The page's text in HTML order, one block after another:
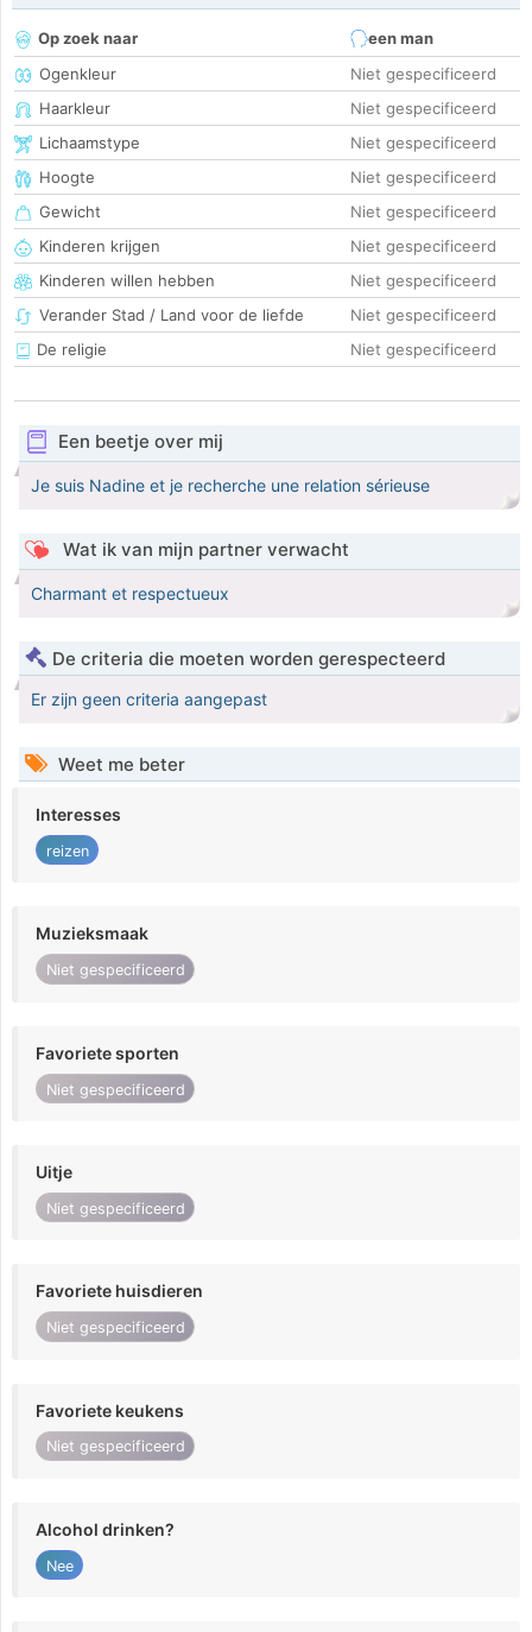
Op zoek naar
een man
Ogenkleur
Niet gespecificeerd
Haarkleur
Niet gespecificeerd
Lichaamstype
Niet gespecificeerd
Hoogte
Niet gespecificeerd
Gewicht
Niet gespecificeerd
Kinderen krijgen
Niet gespecificeerd
Kinderen willen hebben
Niet gespecificeerd
Verander Stad / Land voor de liefde
Niet gespecificeerd
De religie
Niet gespecificeerd
Een beetje over mij
Je suis Nadine et je recherche une relation sérieuse
Wat ik van mijn partner verwacht
Charmant et respectueux
De criteria die moeten worden gerespecteerd
Er zijn geen criteria aangepast
Weet me beter
Interesses
reizen
Muzieksmaak
Niet gespecificeerd
Favoriete sporten
Niet gespecificeerd
Uitje
Niet gespecificeerd
Favoriete huisdieren
Niet gespecificeerd
Favoriete keukens
Niet gespecificeerd
Alcohol drinken?
Nee